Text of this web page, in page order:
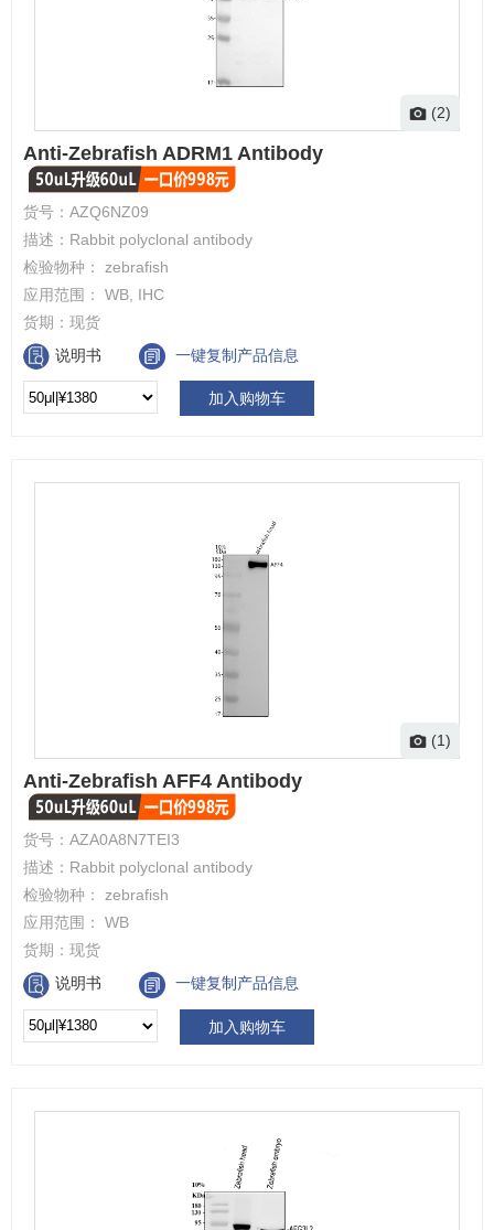
(2)
Anti-Zebrafish ADRM1 Antibody
货号： AZQ6NZ09
描述： Rabbit polyclonal antibody
检验物种： zebrafish
应用范围： WB, IHC
货期： 现货
说明书
一键复制产品信息
加入购物车
(1)
Anti-Zebrafish AFF4 Antibody
货号： AZA0A8N7TEI3
描述： Rabbit polyclonal antibody
检验物种： zebrafish
应用范围： WB
货期： 现货
说明书
一键复制产品信息
加入购物车